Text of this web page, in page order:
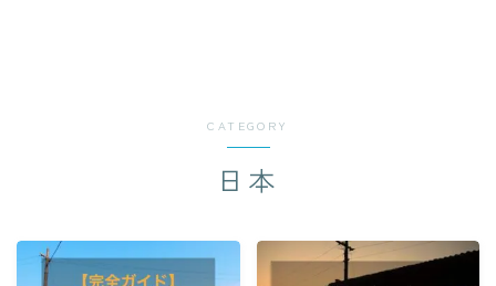
CATEGORY
日本